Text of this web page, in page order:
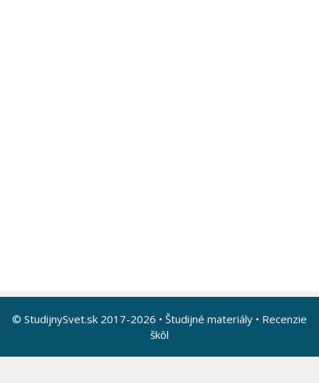
© StudijnySvet.sk 2017-2026 • Študijné materiály • Recenzie
škôl